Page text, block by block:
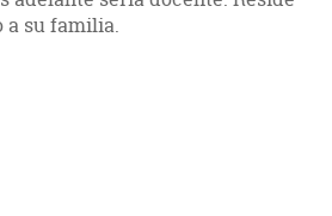
a su familia.